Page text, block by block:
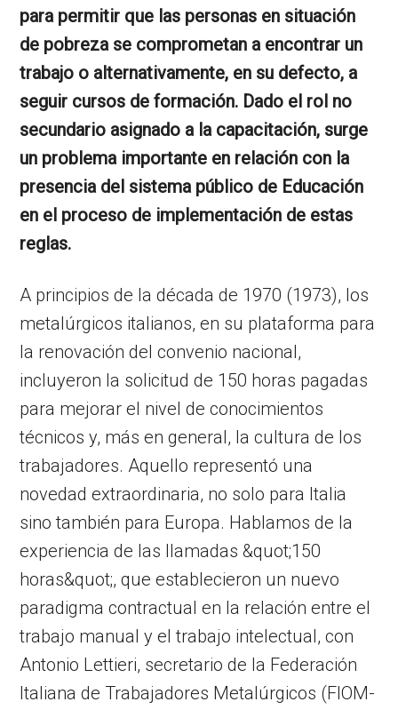
para permitir que las personas en situación
de pobreza se comprometan a encontrar un
trabajo o alternativamente, en su defecto, a
seguir cursos de formación. Dado el rol no
secundario asignado a la capacitación, surge
un problema importante en relación con la
presencia del sistema público de Educación
en el proceso de implementación de estas
reglas.
A principios de la década de 1970 (1973), los
metalúrgicos italianos, en su plataforma para
la renovación del convenio nacional,
incluyeron la solicitud de 150 horas pagadas
para mejorar el nivel de conocimientos
técnicos y, más en general, la cultura de los
trabajadores. Aquello representó una
novedad extraordinaria, no solo para Italia
sino también para Europa. Hablamos de la
experiencia de las llamadas &quot;150
horas&quot;, que establecieron un nuevo
paradigma contractual en la relación entre el
trabajo manual y el trabajo intelectual, con
Antonio Lettieri, secretario de la Federación
Italiana de Trabajadores Metalúrgicos (FIOM-